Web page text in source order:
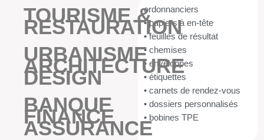
TOURISME &
RESTAURATION
URBANISME
ARCHITECTURE
DESIGN
BANQUE
FINANCE
ASSURANCE
ordonnanciers
• papiers à en-tête
• feuilles de résultat
• chemises
• enveloppes
• étiquettes
• carnets de rendez-vous
• dossiers personnalisés
• bobines TPE